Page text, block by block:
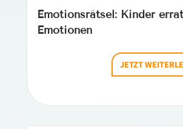
Emotionsrätsel: Kinder
Emotionen
JETZT